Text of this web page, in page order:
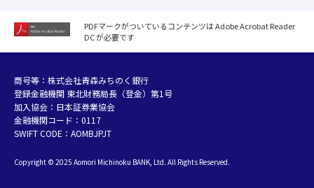
紛失した場合
個人データおよび法人情報に関するグループ共同利用について
マネー・ローンダリング等及び金融犯罪の防止について
販売勧誘方針
お客さまの資産形成支援に向けた業務運営方針
金融円滑化への取組み
PDFマークがついているコンテンツは Adobe Acrobat Reader
DC が必要です
商号等：株式会社青森みちのく銀行
登録金融機関 東北財務局長（登金）第1号
加入協会：日本証券業協会
金融機関コード：0117
SWIFT CODE：AOMBJPJT
Copyright © 2025 Aomori Michinoku BANK, Ltd. All Rights Reserved.